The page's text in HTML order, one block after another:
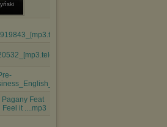
Pagany Feat
it ....mp3